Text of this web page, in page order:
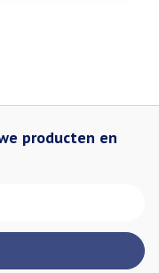
producten en